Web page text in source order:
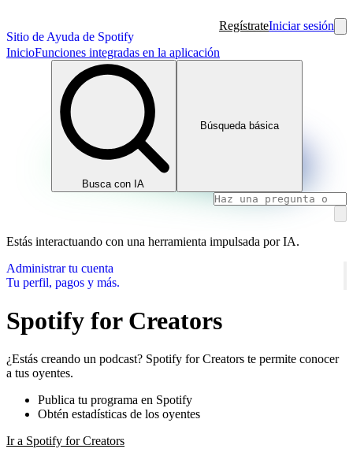
Sitio de Ayuda de Spotify
RegístrateIniciar sesión
InicioFunciones integradas en la aplicación
Busca con IA
Búsqueda básica
Estás interactuando con una herramienta impulsada por IA.
Administrar tu cuenta
Tu perfil, pagos y más.
Spotify for Creators
¿Estás creando un podcast? Spotify for Creators te permite conocer
a tus oyentes.
Publica tu programa en Spotify
Obtén estadísticas de los oyentes
Ir a Spotify for Creators